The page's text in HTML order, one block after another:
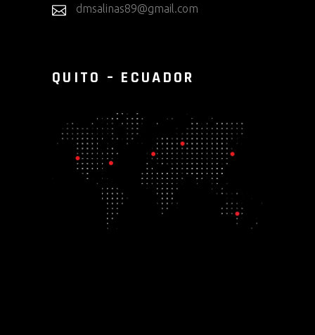
dmsalinas89@gmail.com
QUITO – ECUADOR